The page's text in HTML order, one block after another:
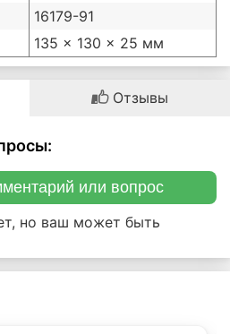
16179-91
135 × 130 × 25 мм
Отзывы
или вопрос
но ваш может быть